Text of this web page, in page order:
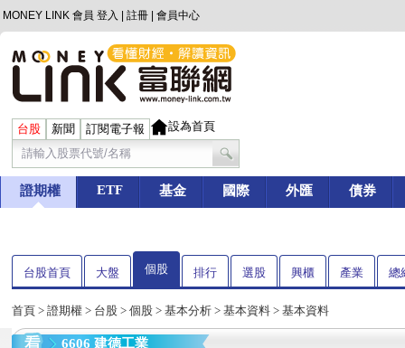
MONEY LINK 會員 登入 註冊 會員中心
台股 新聞 訂閱電子報 設為首頁
證期權 ETF 基金 國際 外匯 債券
台股首頁 大盤 個股 排行 選股 興櫃 產業 總
首頁 > 證期權 > 台股 > 個股 > 基本分析 > 基本資料 > 基本資料
6606 建德工業